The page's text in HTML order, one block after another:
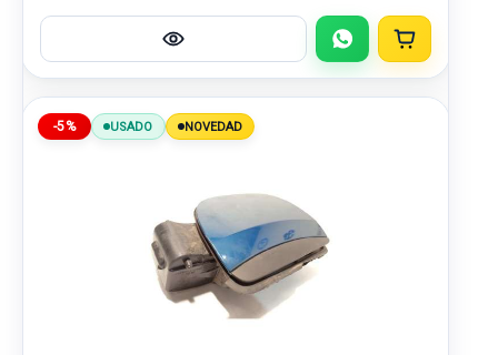
-5% USADO NOVEDAD